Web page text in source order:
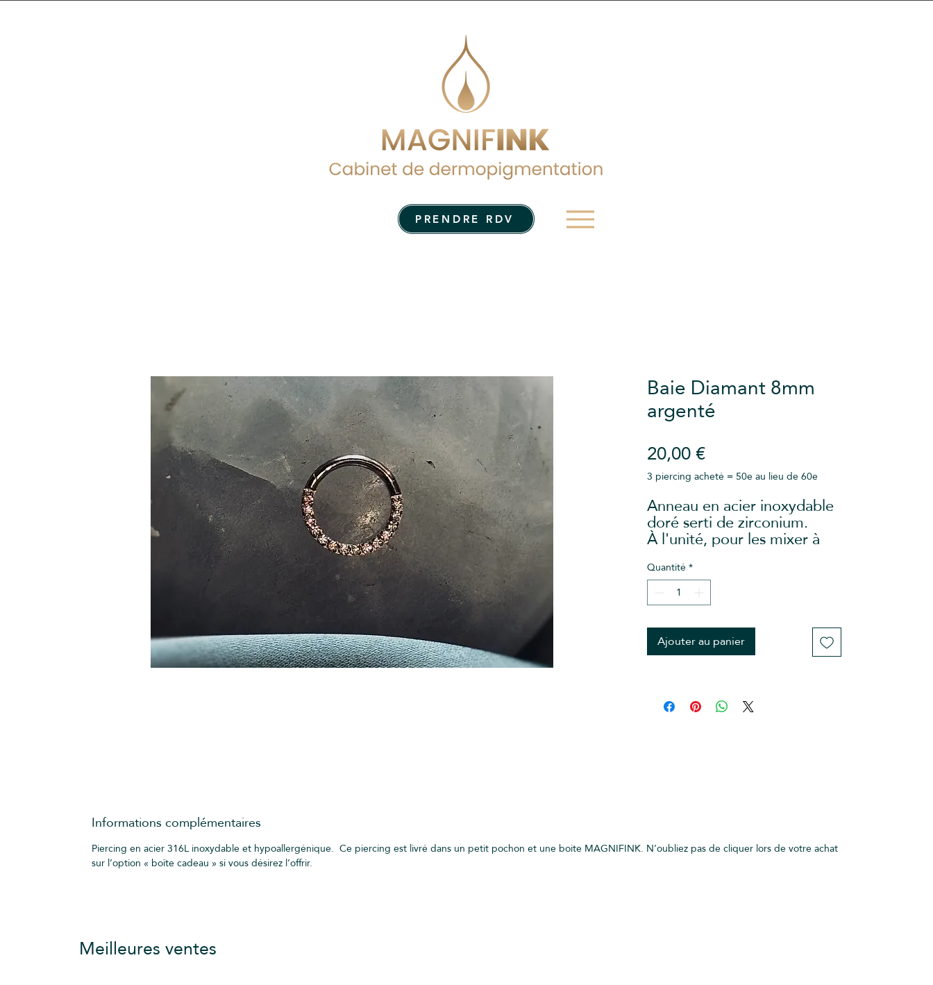
PRENDRE RDV
Baie Diamant 8mm
argenté
20,00 €Prix
3 piercing acheté = 50e au lieu de 60e
Anneau en acier inoxydable
doré serti de zirconium.
À l'unité, pour les mixer à
votre guise !
Epaisseur : 0,8mm
Diamètre : 8mm
Pour des raisons d'hygiène,
cet article est non
remboursable et non
échangeable
Quantité*
Ajouter au panier
Informations complémentaires
Piercing en acier 316L inoxydable et hypoallergénique. Ce piercing est livré dans un petit pochon et une boite MAGNIFINK. N’oubliez pas de cliquer lors de votre achat
sur l’option « boîte cadeau » si vous désirez l’offrir.
Meilleures ventes